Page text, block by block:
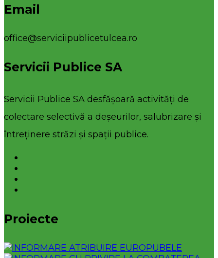
Email
office@serviciipublicetulcea.ro
Servicii Publice SA
Servicii Publice SA desfășoară activități de
colectare selectivă a deșeurilor, salubrizare și
întreținere străzi și spații publice.
Proiecte